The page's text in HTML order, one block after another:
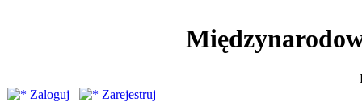
Zaloguj
Zarejestruj